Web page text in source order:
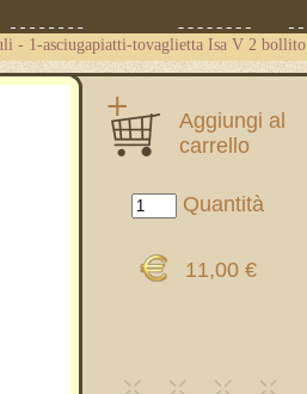
- 1-asciugapiatti-tovaglietta Isa V 2 bollito
Aggiungi al
carrello
Quantità
11,00 €